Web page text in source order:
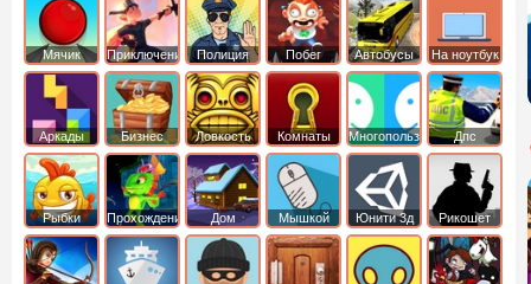
Мячик Приключения Полиция Побег Автобусы На ноутбук
Аркады
Бизнес
симуляторы
Ловкость Комнаты Многопользовательские
Дпс
Рыбки Прохождение Дом Мышкой Юнити 3д Рикошет